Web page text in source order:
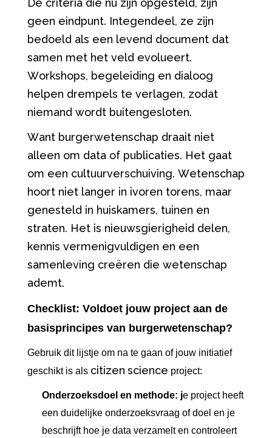
De criteria die nu zijn opgesteld, zijn
geen eindpunt. Integendeel, ze zijn
bedoeld als een levend document dat
samen met het veld evolueert.
Workshops, begeleiding en dialoog
helpen drempels te verlagen, zodat
niemand wordt buitengesloten.
Want burgerwetenschap draait niet
alleen om data of publicaties. Het gaat
om een cultuurverschuiving. Wetenschap
hoort niet langer in ivoren torens, maar
genesteld in huiskamers, tuinen en
straten. Het is nieuwsgierigheid delen,
kennis vermenigvuldigen en een
samenleving creëren die wetenschap
ademt.
Checklist: Voldoet jouw project aan de
basisprincipes van burgerwetenschap?
Gebruik dit lijstje om na te gaan of jouw initiatief
geschikt is als citizen science project:
Onderzoeksdoel en methode: je project heeft
een duidelijke onderzoeksvraag of doel en je
beschrijft hoe je data verzamelt en controleert